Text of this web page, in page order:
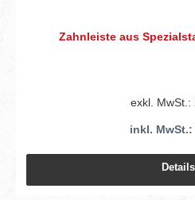
Zahnleiste aus
exkl. MwSt.:
inkl. MwSt.:
Details